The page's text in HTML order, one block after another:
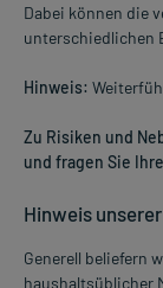
Dabei können die
unterschiedlichen
Hinweis:
Zu Risiken und
und fragen Sie
Hinweis
Generell beliefern
haushaltsüblicher